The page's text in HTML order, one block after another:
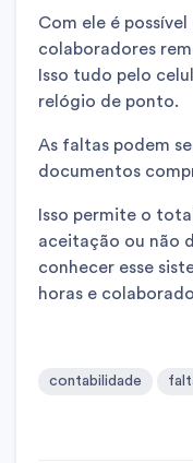
Com ele é
colaboradores
Isso tudo pelo
relógio de ponto.
As faltas podem
documentos
Isso permite o
aceitação ou não
conhecer esse
horas e
contabilidade